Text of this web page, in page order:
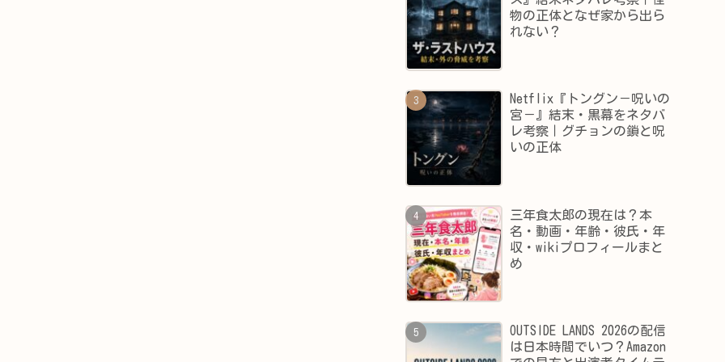
物の正体となぜ家から出ら
れない？
Netflix『トングン－呪いの
宮－』結末・黒幕をネタバ
レ考察｜グチョンの鎖と呪
いの正体
三年食太郎の現在は？本
名・動画・年齢・彼氏・年
収・wikiプロフィールまと
め
OUTSIDE LANDS 2026の配信
は日本時間でいつ？Amazon